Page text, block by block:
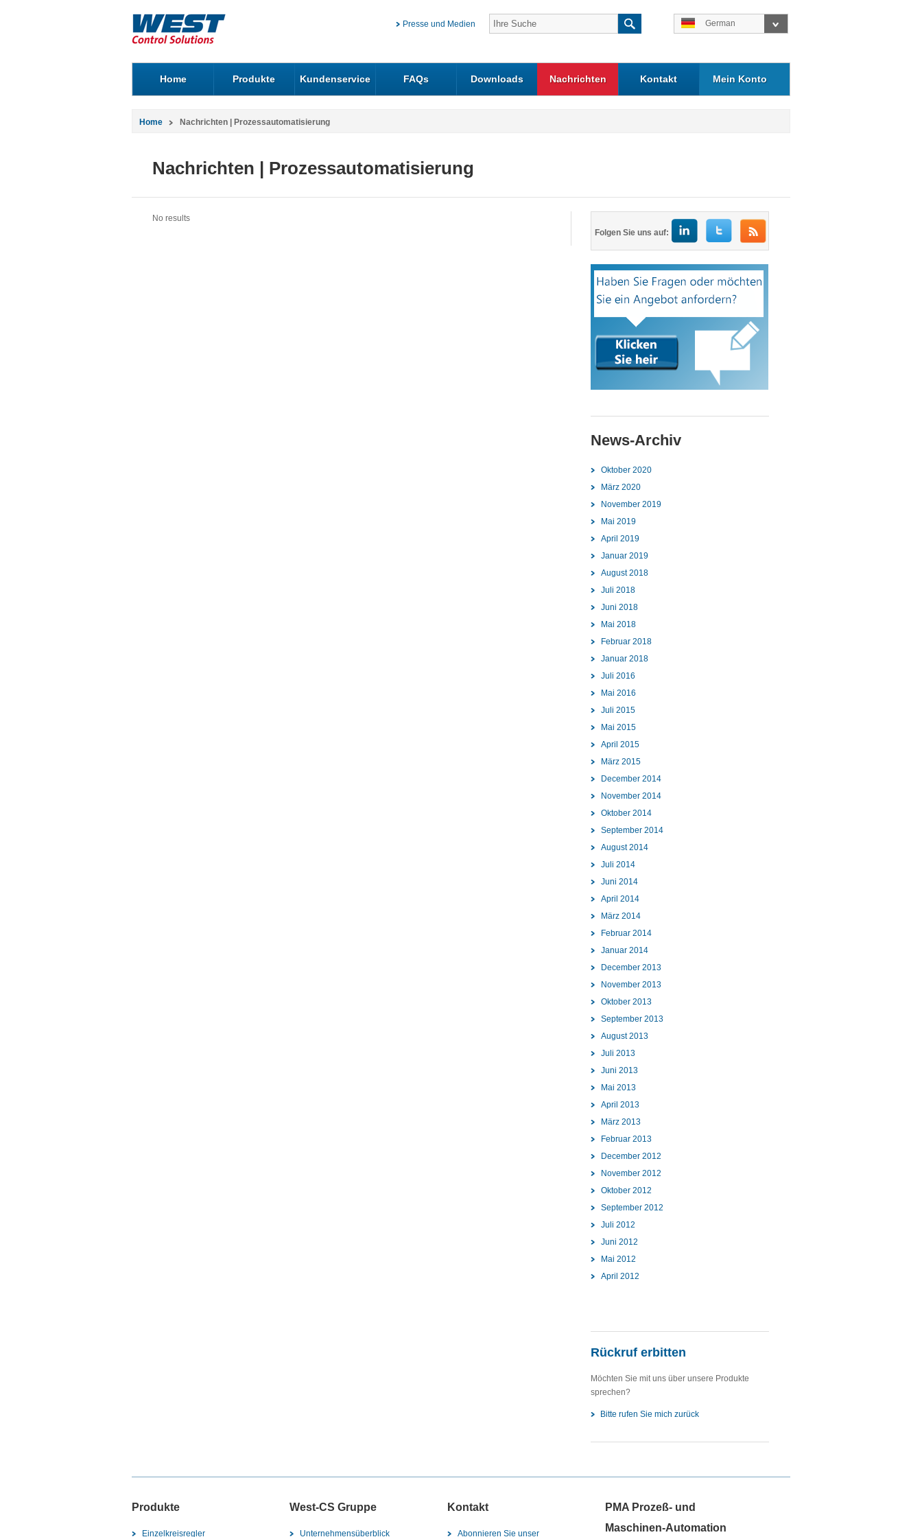
Presse und Medien German
Home Produkte Kundenservice FAQs Downloads Nachrichten Kontakt Mein Konto
Home Nachrichten | Prozessautomatisierung
Nachrichten | Prozessautomatisierung
No results
Folgen Sie uns auf:
News-Archiv
Oktober 2020
März 2020
November 2019
Mai 2019
April 2019
Januar 2019
August 2018
Juli 2018
Juni 2018
Mai 2018
Februar 2018
Januar 2018
Juli 2016
Mai 2016
Juli 2015
Mai 2015
April 2015
März 2015
December 2014
November 2014
Oktober 2014
September 2014
August 2014
Juli 2014
Juni 2014
April 2014
März 2014
Februar 2014
Januar 2014
December 2013
November 2013
Oktober 2013
September 2013
August 2013
Juli 2013
Juni 2013
Mai 2013
April 2013
März 2013
Februar 2013
December 2012
November 2012
Oktober 2012
September 2012
Juli 2012
Juni 2012
Mai 2012
April 2012
Rückruf erbitten
Möchten Sie mit uns über unsere Produkte
sprechen?
Bitte rufen Sie mich zurück
Produkte
Einzelkreisregler
West-CS Gruppe
Unternehmensüberblick
Kontakt
Abonnieren Sie unser
PMA Prozeß- und
Maschinen-Automation